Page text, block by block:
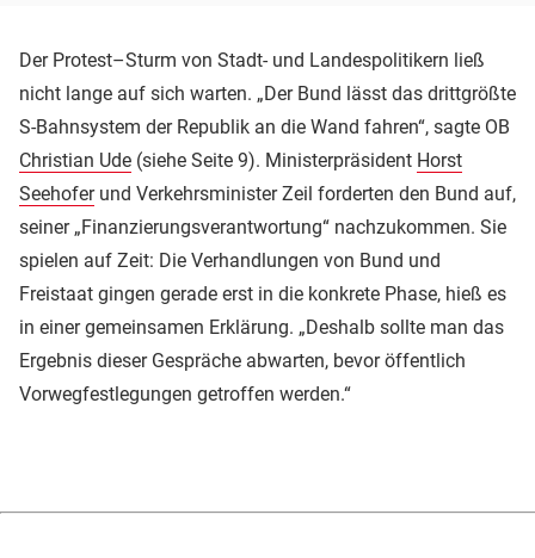
Der Protest–Sturm von Stadt- und Landespolitikern ließ
nicht lange auf sich warten. „Der Bund lässt das drittgrößte
S-Bahnsystem der Republik an die Wand fahren“, sagte OB
Christian Ude (siehe Seite 9). Ministerpräsident Horst
Seehoferund Verkehrsminister Zeil forderten den Bund auf,
seiner „Finanzierungsverantwortung“ nachzukommen. Sie
spielen auf Zeit: Die Verhandlungen von Bund und
Freistaat gingen gerade erst in die konkrete Phase, hieß es
in einer gemeinsamen Erklärung. „Deshalb sollte man das
Ergebnis dieser Gespräche abwarten, bevor öffentlich
Vorwegfestlegungen getroffen werden.“